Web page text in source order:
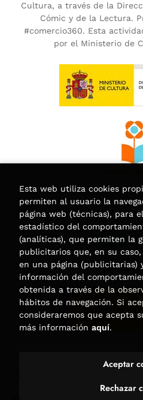
Cultura, a través de la
Cómic y de la Lectura.
#comercio360. Esta
por el Ministerio de
. Todos
Esta web utiliza cookies
permiten al usuario la
página web (técnicas), para
estadístico del
(analíticas), que permiten la
publicitarios que, en su
en una página (publicitarias)
información del
obtenida a través de la
hábitos de navegación. Si
consideraremos que acepta
más información aquí.
Rechazar
Aceptar